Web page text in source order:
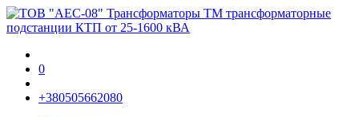
0
+380505662080